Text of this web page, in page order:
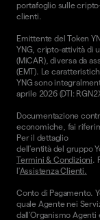
portafoglio sulle
clienti.
Emittente del Token
YNG, cripto-attività di
(MiCAR), diversa da
(EMT). Le
YNG sono
aprile 2026 (DTI:
Documentazione
economiche, fai
Per il dettaglio
dell'entità del gruppo
Termini & Condizioni.
l'Assistenza Clienti.
Conto di Pagamento.
quale Agente nei
dall’Organismo